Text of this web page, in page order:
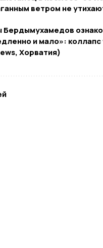
ветром не
Бердымухамедов
и мало»:
Хорватия)